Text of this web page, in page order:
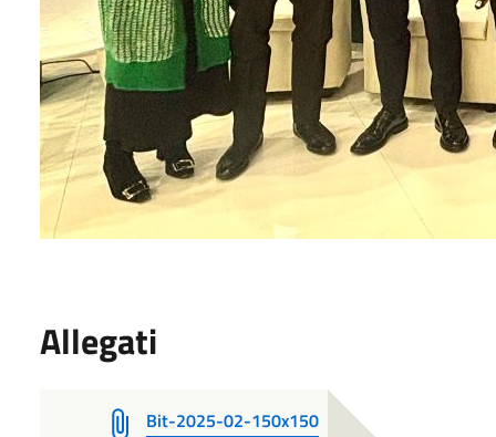
Allegati
Bit-2025-02-150x150